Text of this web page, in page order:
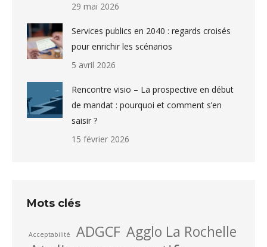
29 mai 2026
Services publics en 2040 : regards croisés
pour enrichir les scénarios
5 avril 2026
Rencontre visio – La prospective en début
de mandat : pourquoi et comment s’en
saisir ?
15 février 2026
Mots clés
Acceptabilité ADGCF Agglo La Rochelle